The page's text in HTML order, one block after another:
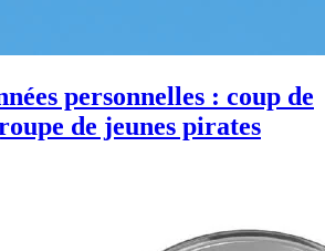
personnelles : coup de
de jeunes pirates